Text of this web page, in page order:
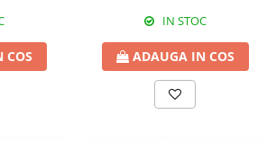
COS
IN STOC
ADAUGA IN COS